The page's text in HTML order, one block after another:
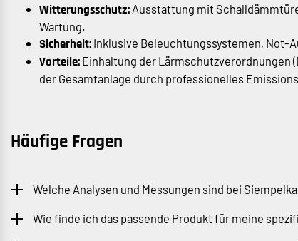
Witterungsschutz: Ausstattung mit
Wartung.
Sicherheit: Inklusive Beleuchtungssystemen, Not-
Vorteile: Einhaltung der Lärmschutzverordnungen
der Gesamtanlage durch professionelles
Häufige Fragen
Welche Analysen und Messungen sind bei
Wie finde ich das passende Produkt für meine